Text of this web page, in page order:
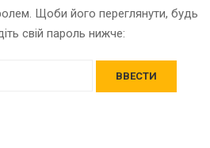
Щоби його переглянути, будь
свій пароль нижче: